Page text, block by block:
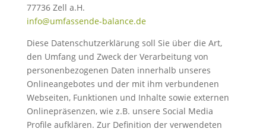
77736 Zell a.H.
info@umfassende-balance.de
Diese Datenschutzerklärung soll Sie über die Art,
den Umfang und Zweck der Verarbeitung von
personenbezogenen Daten innerhalb unseres
Onlineangebotes und der mit ihm verbundenen
Webseiten, Funktionen und Inhalte sowie externen
Onlinepräsenzen, wie z.B. unsere Social Media
Profile aufklären. Zur Definition der verwendeten